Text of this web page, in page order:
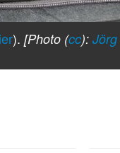
). [Photo (cc):